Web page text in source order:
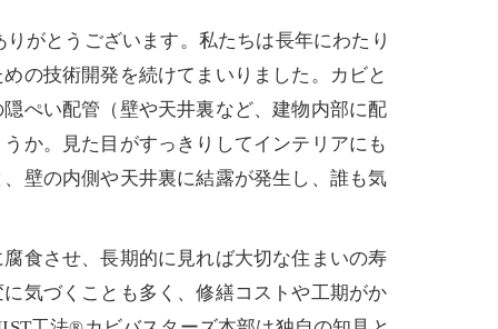
がとうございます。私たちは長年にわたり
の技術開発を続けてまいりました。カビと
ぺい配管（壁や天井裏など、建物内部に配
か。見た目がすっきりしてインテリアにも
壁の内側や天井裏に結露が発生し、誰も気
食させ、長期的に見れば大切な住まいの寿
気づくことも多く、修繕コストや工期がか